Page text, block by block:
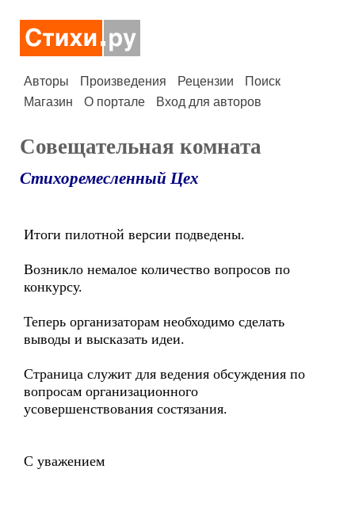
Авторы Произведения Рецензии
Поиск
Магазин
О портале Вход для авторов
Совещательная комната
Стихоремесленный Цех
Итоги пилотной версии подведены.
Возникло немалое количество вопросов по
конкурсу.
Теперь организаторам необходимо сделать
выводы и высказать идеи.
Страница служит для ведения обсуждения по
вопросам организационного
усовершенствования состязания.
С уважением